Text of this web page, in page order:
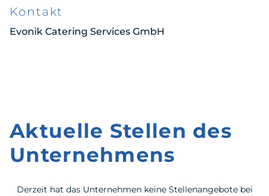
Kontakt
Evonik Catering Services GmbH
Aktuelle Stellen des
Unternehmens
Derzeit hat das Unternehmen keine Stellenangebote bei